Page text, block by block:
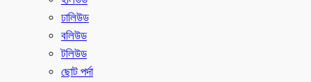
ঢালিউড
বলিউড
টলিউড
ছোট পর্দা